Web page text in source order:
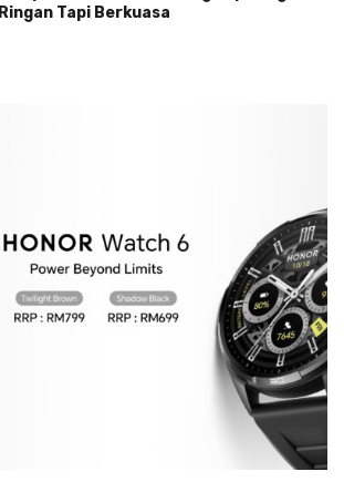
Ringan Tapi Berkuasa